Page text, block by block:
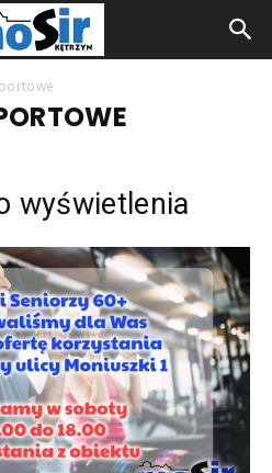
wyświetlenia